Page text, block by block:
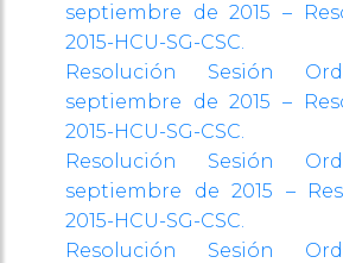
septiembre de 2015 –
2015-HCU-SG-CSC.
Resolución Sesión
septiembre de 2015 –
2015-HCU-SG-CSC.
Resolución Sesión
septiembre de 2015 –
2015-HCU-SG-CSC.
Resolución Sesión